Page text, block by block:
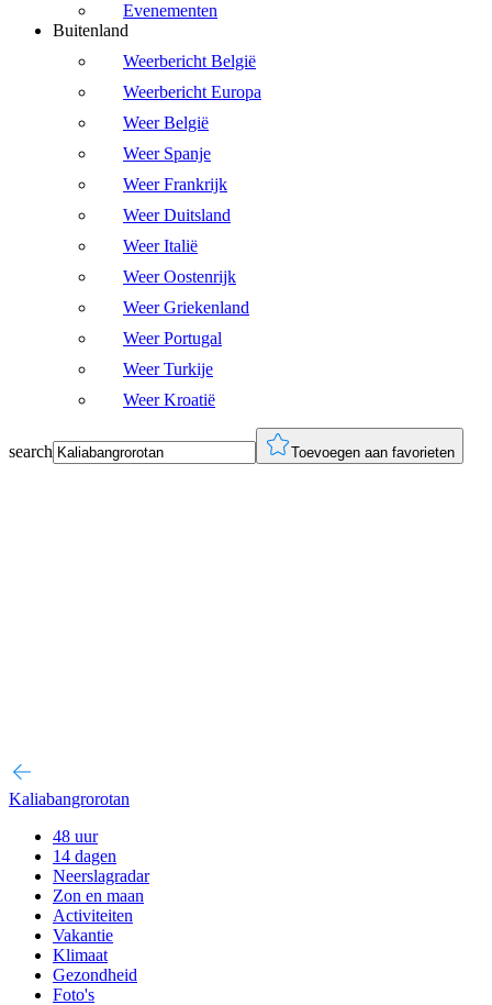
Evenementen
Buitenland
Weerbericht België
Weerbericht Europa
Weer België
Weer Spanje
Weer Frankrijk
Weer Duitsland
Weer Italië
Weer Oostenrijk
Weer Griekenland
Weer Portugal
Weer Turkije
Weer Kroatië
search Toevoegen aan favorieten
Kaliabangrorotan
48 uur
14 dagen
Neerslagradar
Zon en maan
Activiteiten
Vakantie
Klimaat
Gezondheid
Foto's